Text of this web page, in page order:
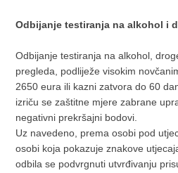
Odbijanje testiranja na alkohol i
Odbijanje testiranja na alkohol,
pregleda, podliježe visokim
2650 eura ili kazni zatvora do 60
izriču se zaštitne mjere zabrane
negativni prekršajni bodovi.
Uz navedeno, prema osobi pod
osobi koja pokazuje znakove
odbila se podvrgnuti utvrđivanju